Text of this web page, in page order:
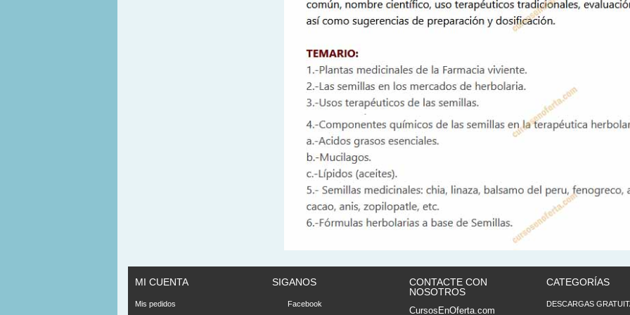
MI CUENTA
Mis pedidos
SIGANOS
Facebook
CONTACTE CON
NOSOTROS
CursosEnOferta.com
CATEGORÍAS
DESCARGAS